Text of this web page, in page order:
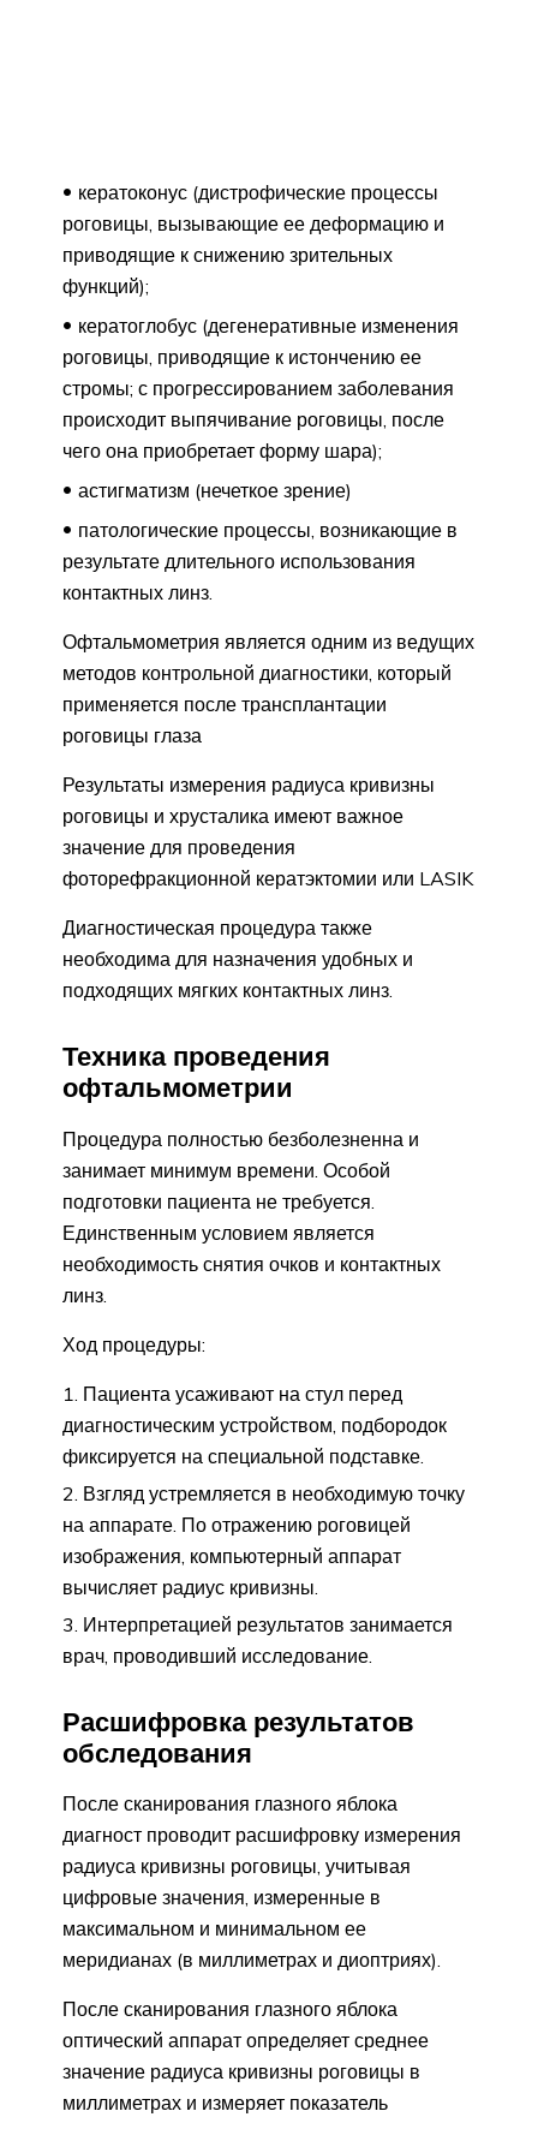
кератоконус (дистрофические процессы
роговицы, вызывающие ее деформацию и
приводящие к снижению зрительных
функций);
кератоглобус (дегенеративные изменения
роговицы, приводящие к истончению ее
стромы; с прогрессированием заболевания
происходит выпячивание роговицы, после
чего она приобретает форму шара);
астигматизм (нечеткое зрение)
патологические процессы, возникающие в
результате длительного использования
контактных линз.
Офтальмометрия является одним из ведущих
методов контрольной диагностики, который
применяется после трансплантации
роговицы глаза
Результаты измерения радиуса кривизны
роговицы и хрусталика имеют важное
значение для проведения
фоторефракционной кератэктомии или LASIK
Диагностическая процедура также
необходима для назначения удобных и
подходящих мягких контактных линз.
Техника проведения
офтальмометрии
Процедура полностью безболезненна и
занимает минимум времени. Особой
подготовки пациента не требуется.
Единственным условием является
необходимость снятия очков и контактных
линз.
Ход процедуры:
Пациента усаживают на стул перед
диагностическим устройством, подбородок
фиксируется на специальной подставке.
Взгляд устремляется в необходимую точку
на аппарате. По отражению роговицей
изображения, компьютерный аппарат
вычисляет радиус кривизны.
Интерпретацией результатов занимается
врач, проводивший исследование.
Расшифровка результатов
обследования
После сканирования глазного яблока
диагност проводит расшифровку измерения
радиуса кривизны роговицы, учитывая
цифровые значения, измеренные в
максимальном и минимальном ее
меридианах (в миллиметрах и диоптриях).
После сканирования глазного яблока
оптический аппарат определяет среднее
значение радиуса кривизны роговицы в
миллиметрах и измеряет показатель